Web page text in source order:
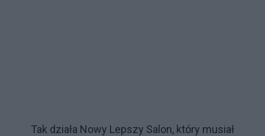
Tak działa Nowy Lepszy Salon, który musiał